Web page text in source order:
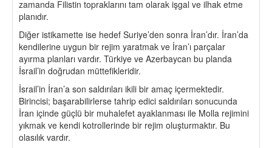
zamanda Filistin topraklarını tam olarak işgal ve ilhak etme
planıdır.
Diğer istikamette ise hedef Suriye’den sonra İran’dır. İran’da
kendilerine uygun bir rejim yaratmak ve İran’ı parçalar
ayırma planları vardır. Türkiye ve Azerbaycan bu planda
İsrail’in doğrudan müttefikleridir.
İsrail’in İran’a son saldırıları ikili bir amaç içermektedir.
Birincisi; başarabilirlerse tahrip edici saldırıları sonucunda
İran içinde güçlü bir muhalefet ayaklanması ile Molla rejimini
yıkmak ve kendi kotrollerinde bir rejim oluşturmaktır. Bu
olasılık vardır.